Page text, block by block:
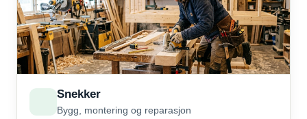
Snekker
Bygg, montering og reparasjon